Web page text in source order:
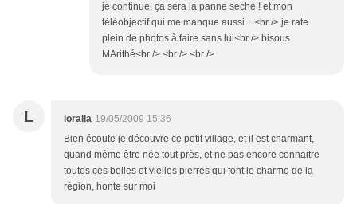
je continue, ça sera la panne seche ! et mon
téléobjectif qui me manque aussi ...<br /> je rate
plein de photos à faire sans lui<br /> bisous
MArithé<br /> <br /> <br />
L loralia 19/05/2009 15:36
Bien écoute je découvre ce petit village, et il est charmant,
quand même être née tout près, et ne pas encore connaitre
toutes ces belles et vielles pierres qui font le charme de la
région, honte sur moi